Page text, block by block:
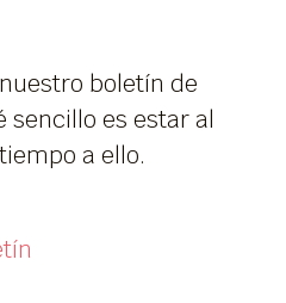
boletín de
sencillo es estar al
a ello.